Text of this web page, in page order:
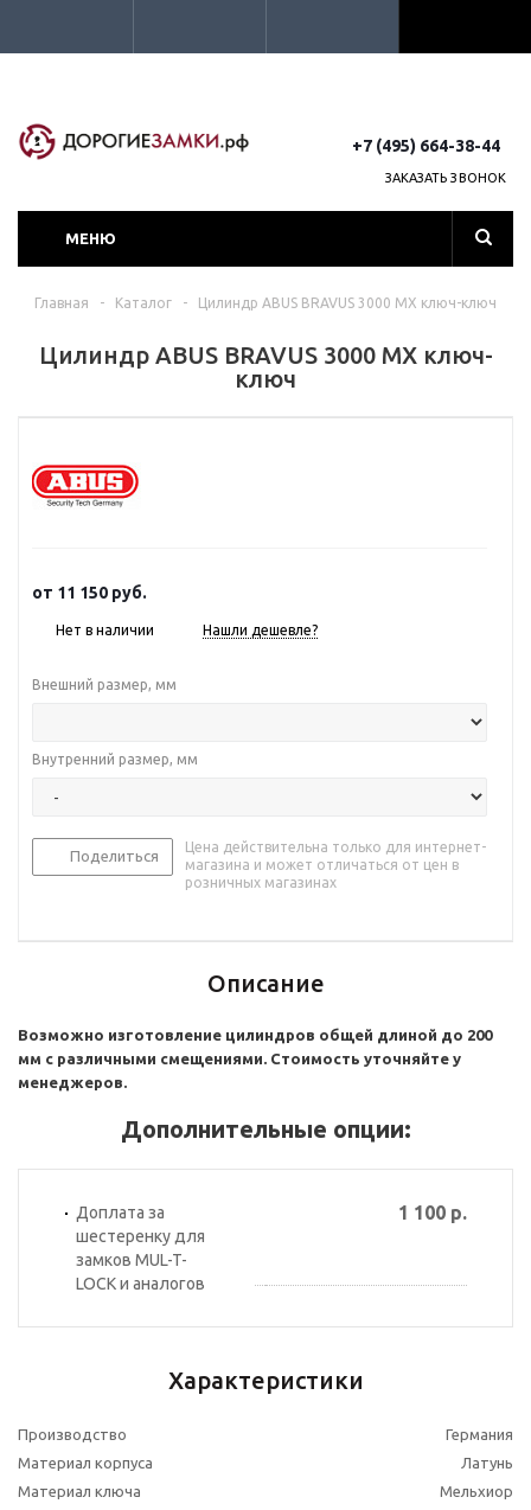
+7 (495) 664-38-44
ЗАКАЗАТЬ ЗВОНОК
МЕНЮ
Главная - Каталог - Цилиндр ABUS BRAVUS 3000 MX ключ-ключ
Цилиндр ABUS BRAVUS 3000 MX ключ-
ключ
от 11 150 руб.
Нет в наличии Нашли дешевле?
Внешний размер, мм
Внутренний размер, мм
Поделиться
Цена действительна только для интернет-
магазина и может отличаться от цен в
розничных магазинах
Описание
Возможно изготовление цилиндров общей длиной до 200
мм с различными смещениями. Стоимость уточняйте у
менеджеров.
Дополнительные опции:
Доплата за
шестеренку для
замков MUL-T-
LOCK и аналогов
1 100 р.
Характеристики
Производство
Германия
Материал корпуса
Латунь
Материал ключа
Мельхиор